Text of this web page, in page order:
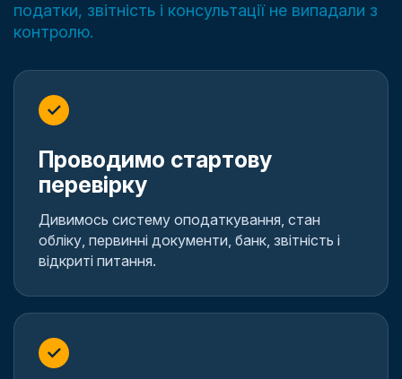
податки, звітність і консультації не випадали з
контролю.
✓
Проводимо стартову
перевірку
Дивимось систему оподаткування, стан
обліку, первинні документи, банк, звітність і
відкриті питання.
✓